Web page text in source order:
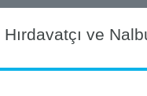
Hırdavatçı ve